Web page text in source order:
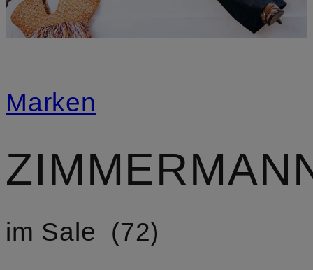
Marken
im Sale 72